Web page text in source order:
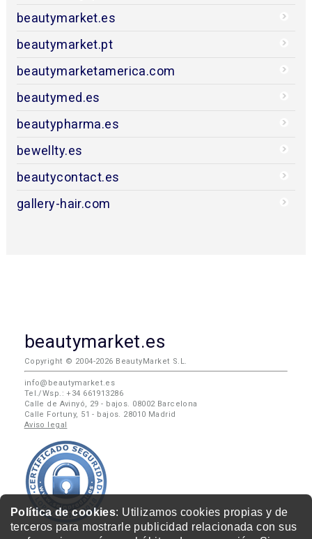
Política de cookies: Utilizamos cookies propias y de
terceros para mostrarle publicidad relacionada con sus
beautymarket.es
beautymarket.pt
beautymarketamerica.com
beautymed.es
beautypharma.es
bewellty.es
beautycontact.es
gallery-hair.com
beautymarket.es
Copyright © 2004-2026 BeautyMarket S.L.
info@beautymarket.es
Tel./Wsp.: +34 661913286
Calle de Avinyó, 29 - bajos. 08002 Barcelona
Calle Fortuny, 51 - bajos. 28010 Madrid
Aviso legal